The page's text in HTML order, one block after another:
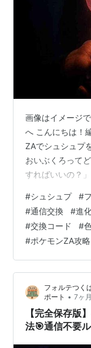
画像はイメージ
へ こんにちは！
ZAでシュシュプ
おいぶくろって
すればいいの？
いポイントなん
つからないし、
ね...😭 でも大丈
においぶくろの
方 ✅ 交換コー
#シュシュプ #
#通信交換 #進
#交換コード #
#ポケモンZA攻略
フォルテつく
ポート • 7ヶ
【完全保存版
法🎯通信不要